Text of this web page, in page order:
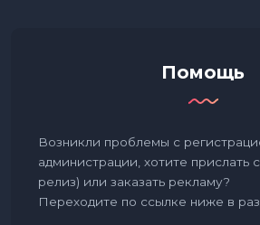
Помощь
Возникли проблемы с
администрации, хотите прислать
релиз) или заказать рекламу?
Переходите по ссылке ниже в